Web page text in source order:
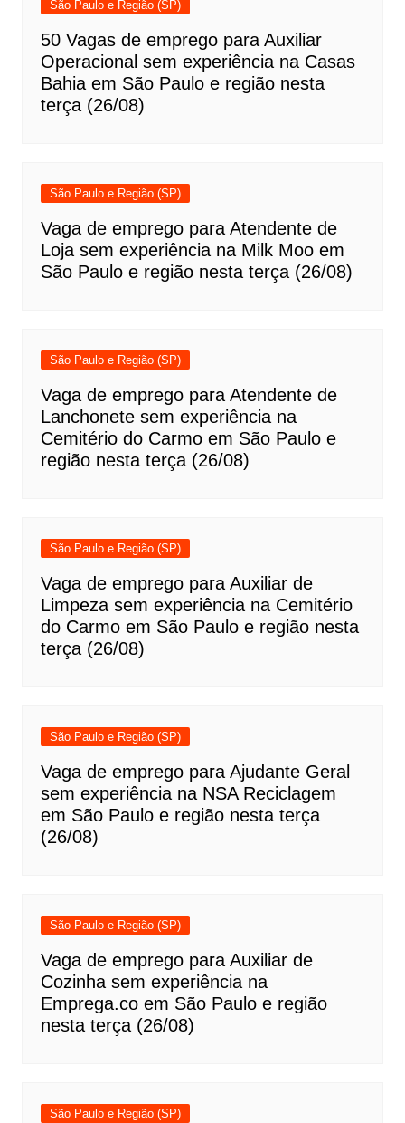
São Paulo e Região (SP)
50 Vagas de emprego para Auxiliar
Operacional sem experiência na Casas
Bahia em São Paulo e região nesta
terça (26/08)
São Paulo e Região (SP)
Vaga de emprego para Atendente de
Loja sem experiência na Milk Moo em
São Paulo e região nesta terça (26/08)
São Paulo e Região (SP)
Vaga de emprego para Atendente de
Lanchonete sem experiência na
Cemitério do Carmo em São Paulo e
região nesta terça (26/08)
São Paulo e Região (SP)
Vaga de emprego para Auxiliar de
Limpeza sem experiência na Cemitério
do Carmo em São Paulo e região nesta
terça (26/08)
São Paulo e Região (SP)
Vaga de emprego para Ajudante Geral
sem experiência na NSA Reciclagem
em São Paulo e região nesta terça
(26/08)
São Paulo e Região (SP)
Vaga de emprego para Auxiliar de
Cozinha sem experiência na
Emprega.co em São Paulo e região
nesta terça (26/08)
São Paulo e Região (SP)